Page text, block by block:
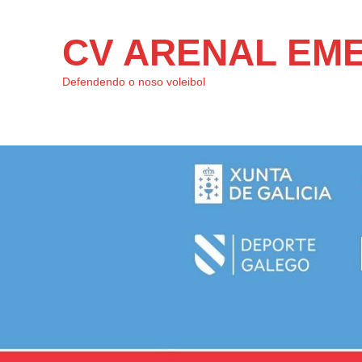
CV ARENAL
Defendendo o noso voleibol